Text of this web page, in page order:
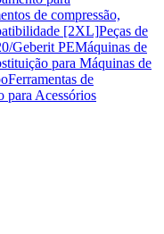
de compressão,
[2XL]Peças de
Geberit PEMáquinas de
para Máquinas de
Ferramentas de
para Acessórios